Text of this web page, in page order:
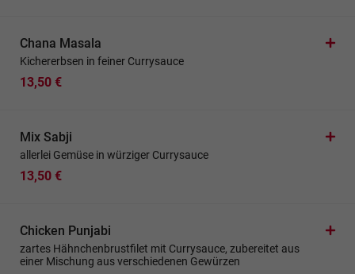
Chana Masala
Kichererbsen in feiner Currysauce
13,50 €
Mix Sabji
allerlei Gemüse in würziger Currysauce
13,50 €
Chicken Punjabi
zartes Hähnchenbrustfilet mit Currysauce, zubereitet aus
einer Mischung aus verschiedenen Gewürzen